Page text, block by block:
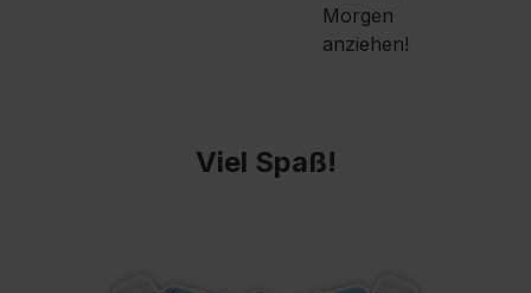
Morgen
anziehen!
Viel Spaß!